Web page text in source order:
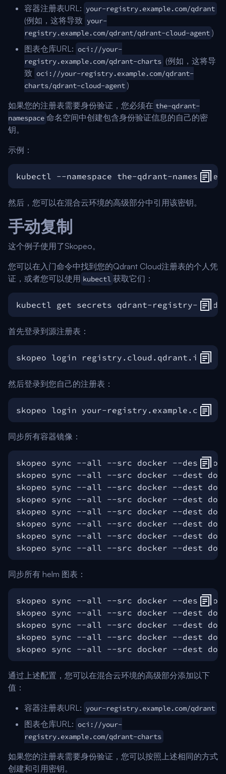
容器注册表URL: your-registry.example.com/qdrant
(例如，这将导致 your-
registry.example.com/qdrant/qdrant-cloud-agent )
图表仓库URL: oci://your-
registry.example.com/qdrant-charts (例如，这将导
致 oci://your-registry.example.com/qdrant-
charts/qdrant-cloud-agent )
如果您的注册表需要身份验证，您必须在 the-qdrant-
namespace 命名空间中创建包含身份验证信息的自己的密
钥。
示例：
kubectl --namespace the-qdrant-
然后，您可以在混合云环境的高级部分中引用该密钥。
手动复制
这个例子使用了Skopeo。
您可以在入门命令中找到您的Qdrant Cloud注册表的个人凭
证，或者您可以使用 kubectl 获取它们：
kubectl get secrets qdrant-registry-creds
首先登录到源注册表：
然后登录到您自己的注册表：
同步所有容器镜像：
同步所有 helm 图表：
通过上述配置，您可以在混合云环境的高级部分添加以下
值：
容器注册表URL: your-registry.example.com/qdrant
图表仓库URL: oci://your-
registry.example.com/qdrant-charts
如果您的注册表需要身份验证，您可以按照上述相同的方式
创建和引用密钥。